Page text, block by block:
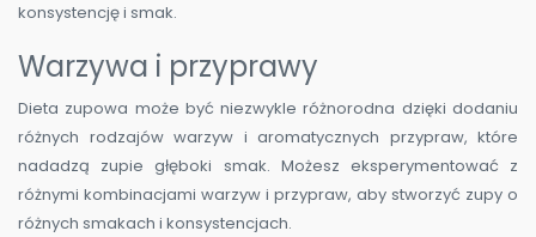
konsystencję i smak.
Warzywa i przyprawy
Dieta zupowa może być niezwykle różnorodna dzięki dodaniu
różnych rodzajów warzyw i aromatycznych przypraw, które
nadadzą zupie głęboki smak. Możesz eksperymentować z
różnymi kombinacjami warzyw i przypraw, aby stworzyć zupy o
różnych smakach i konsystencjach.